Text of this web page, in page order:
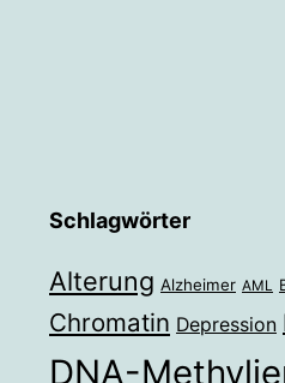
Schlagwörter
Alterung Alzheimer AML
Chromatin Depression
DNA-